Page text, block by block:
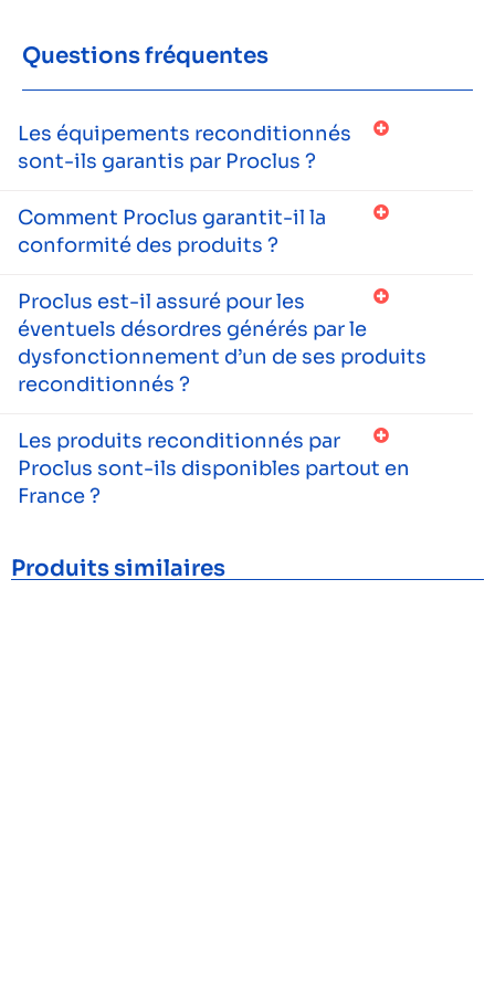
Questions fréquentes
Les équipements reconditionnés
sont-ils garantis par Proclus ?
Comment Proclus garantit-il la
conformité des produits ?
Proclus est-il assuré pour les
éventuels désordres générés par le
dysfonctionnement d’un de ses produits
reconditionnés ?
Les produits reconditionnés par
Proclus sont-ils disponibles partout en
France ?
Produits similaires